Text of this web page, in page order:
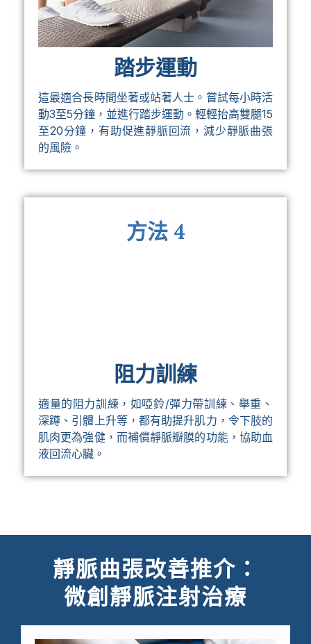
踏步運動
這最適合長時間坐著或站著人士。嘗試每小時活
動3至5分鐘，並進行踏步運動。輕輕抬高雙腿15
至20分鐘，有助促進靜脈回流，減少靜脈曲張
的風險。
方法 4
阻力訓練
適量的阻力訓練，如啞鈴/彈力帶訓練、舉重、
深蹲、引體上升等，都有助提升肌力，令下肢的
肌肉更為強健，而補償靜脈瓣膜的功能，協助血
液回流心臟。
靜脈曲張改善推介：
微創靜脈注射治療